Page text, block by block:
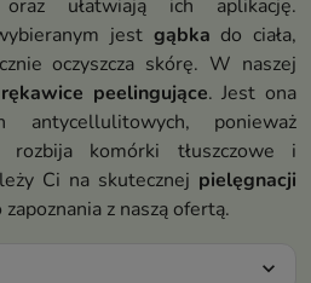
ułatwiają ich aplikację.
jest gąbka do ciała,
oczyszcza skórę. W naszej
rękawice peelingujące. Jest ona
antycellulitowych, ponieważ
komórki tłuszczowe i
Ci na skutecznej pielęgnacji
z naszą ofertą.
expand_more